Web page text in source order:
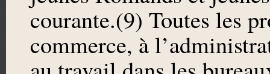
courante.(9) Toutes les
commerce, à